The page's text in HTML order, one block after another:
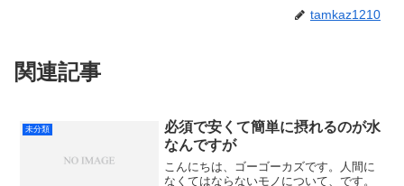
tamkaz1210
関連記事
未分類
必須で安くて簡単に摂れるのが水
なんですが
こんにちは、ゴーゴーカズです。人間に
なくてはならないモノについて、です。